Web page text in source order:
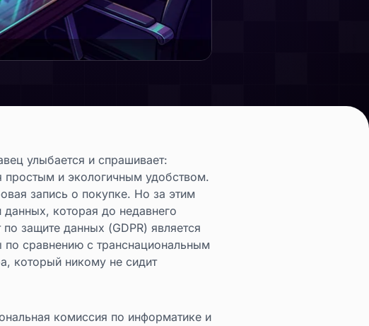
улыбается и спрашивает:
простым и экологичным удобством.
запись о покупке. Но за этим
которая до недавнего
защите данных (GDPR) является
сравнению с транснациональным
который никому не сидит
комиссия по информатике и